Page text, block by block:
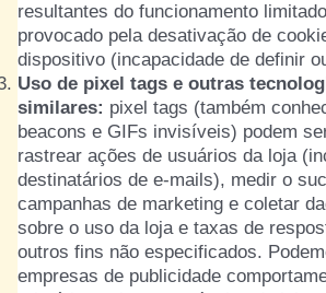
resultantes do funcionamento
provocado pela desativação de
dispositivo (incapacidade de definir
Uso de pixel tags e outras
similares: pixel tags (também
beacons e GIFs invisíveis) podem
rastrear ações de usuários da loja
destinatários de e-mails), medir o
campanhas de marketing e coletar
sobre o uso da loja e taxas de
outros fins não especificados.
empresas de publicidade